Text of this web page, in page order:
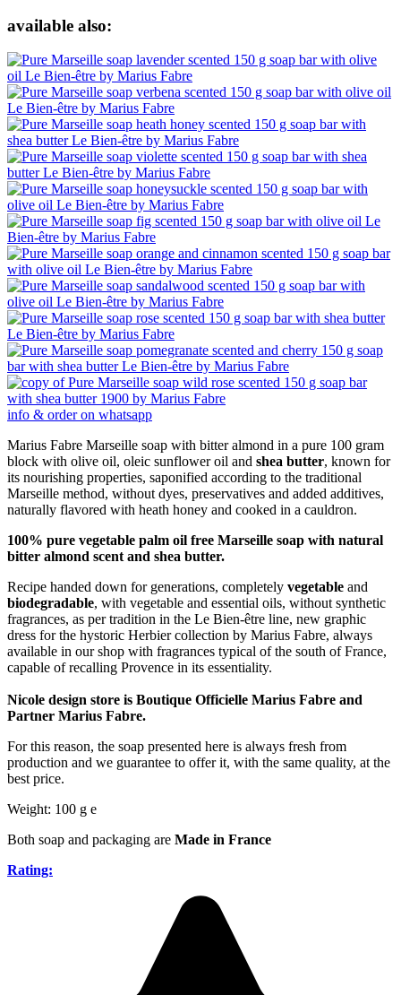
available also:
info & order on whatsapp
Marius Fabre Marseille soap with bitter almond in a pure 100 gram
block with olive oil, oleic sunflower oil and shea butter, known for
its nourishing properties, saponified according to the traditional
Marseille method, without dyes, preservatives and added additives,
naturally flavored with heath honey and cooked in a cauldron.
100% pure vegetable palm oil free Marseille soap with natural
bitter almond scent and shea butter.
Recipe handed down for generations, completely vegetable and
biodegradable, with vegetable and essential oils, without synthetic
fragrances, as per tradition in the Le Bien-être line, new graphic
dress for the hystoric Herbier collection by Marius Fabre, always
available in our shop with fragrances typical of the south of France,
capable of recalling Provence in its essentiality.
Nicole design store is Boutique Officielle Marius Fabre and
Partner Marius Fabre.
For this reason, the soap presented here is always fresh from
production and we guarantee to offer it, with the same quality, at the
best price.
Weight: 100 g e
Both soap and packaging are Made in France
Rating: